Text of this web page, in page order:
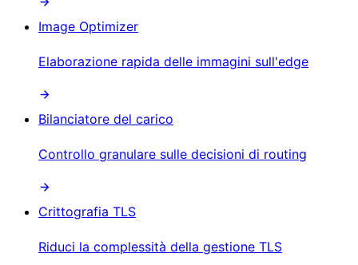
Image Optimizer
Elaborazione rapida delle immagini sull'edge
Bilanciatore del carico
Controllo granulare sulle decisioni di routing
Crittografia TLS
Riduci la complessità della gestione TLS